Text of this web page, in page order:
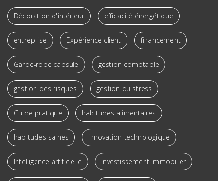
Décoration d'intérieur efficacité énergétique
entreprise Expérience client financement
Garde-robe capsule gestion comptable
gestion des risques gestion du stress
Guide pratique habitudes alimentaires
habitudes saines innovation technologique
Intelligence artificielle Investissement immobilier